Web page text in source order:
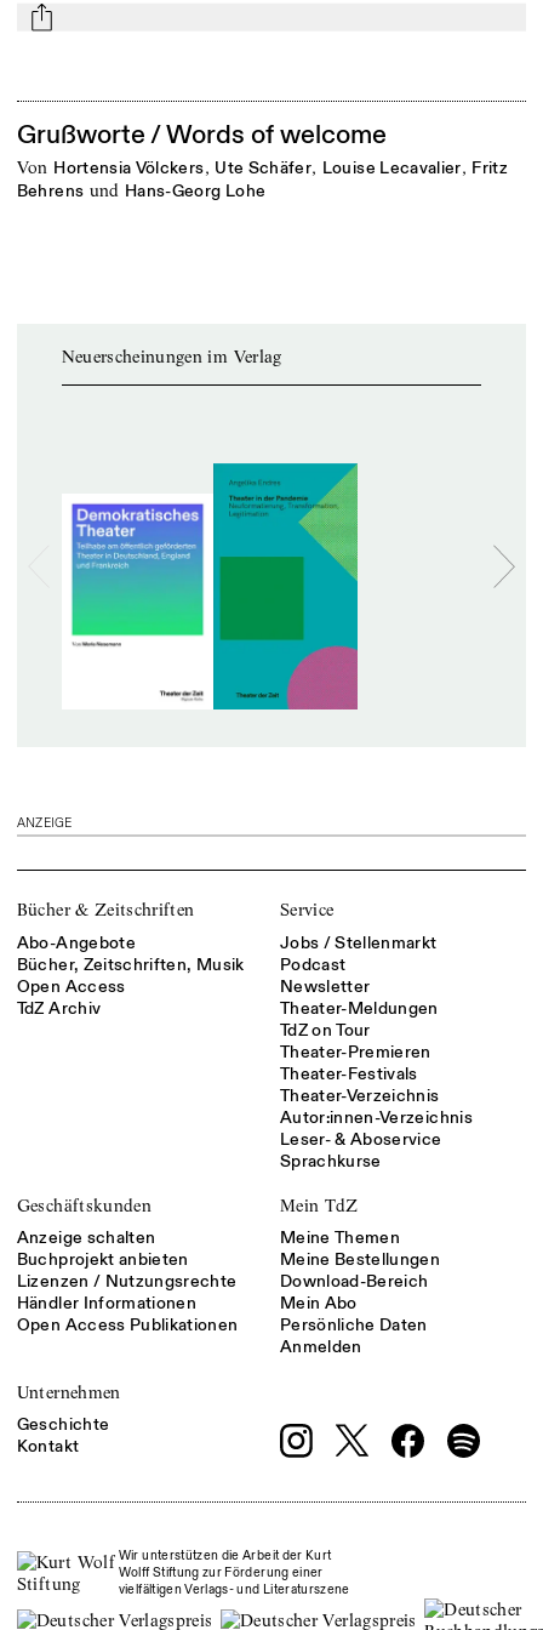
mail
Grußworte / Words of welcome
von Hortensia Völckers, Ute Schäfer, Louise Lecavalier, Fritz
Behrens und Hans-Georg Lohe
Neuerscheinungen im Verlag
ANZEIGE
Bücher & Zeitschriften
Abo-Angebote
Bücher, Zeitschriften, Musik
Open Access
TdZ Archiv
Service
Jobs / Stellenmarkt
Podcast
Newsletter
Theater-Meldungen
TdZ on Tour
Theater-Premieren
Theater-Festivals
Theater-Verzeichnis
Autor:innen-Verzeichnis
Leser- & Aboservice
Sprachkurse
Geschäftskunden
Anzeige schalten
Buchprojekt anbieten
Lizenzen / Nutzungsrechte
Händler Informationen
Open Access Publikationen
Mein TdZ
Meine Themen
Meine Bestellungen
Download-Bereich
Mein Abo
Persönliche Daten
Anmelden
Unternehmen
Geschichte
Kontakt
Wir unterstützen die Arbeit der Kurt
Wolff Stiftung zur Förderung einer
vielfältigen Verlags- und Literaturszene